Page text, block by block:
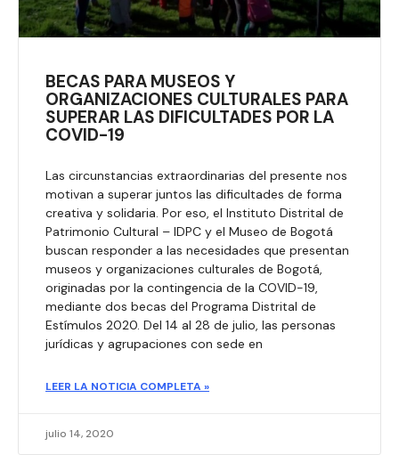
BECAS PARA MUSEOS Y
ORGANIZACIONES CULTURALES PARA
SUPERAR LAS DIFICULTADES POR LA
COVID-19
Las circunstancias extraordinarias del presente nos
motivan a superar juntos las dificultades de forma
creativa y solidaria. Por eso, el Instituto Distrital de
Patrimonio Cultural – IDPC y el Museo de Bogotá
buscan responder a las necesidades que presentan
museos y organizaciones culturales de Bogotá,
originadas por la contingencia de la COVID-19,
mediante dos becas del Programa Distrital de
Estímulos 2020. Del 14 al 28 de julio, las personas
jurídicas y agrupaciones con sede en
LEER LA NOTICIA COMPLETA »
julio 14, 2020